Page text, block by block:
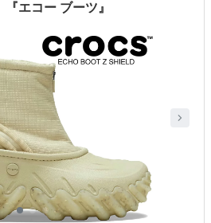
エコー ブーツ』